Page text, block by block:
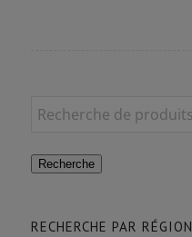
Recherche
RECHERCHE PAR RÉGION